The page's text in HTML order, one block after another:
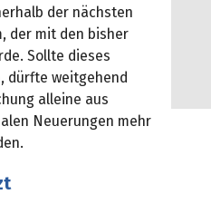
der nächsten
der mit den bisher
Sollte dieses
dürfte weitgehend
alleine aus
Neuerungen mehr